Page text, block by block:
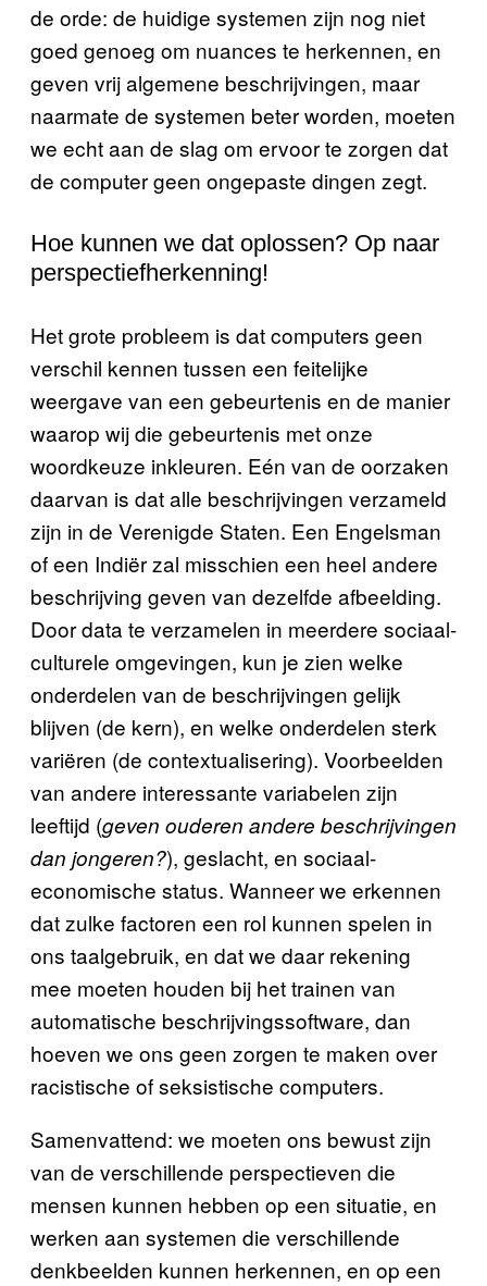
de orde: de huidige systemen zijn nog niet
goed genoeg om nuances te herkennen, en
geven vrij algemene beschrijvingen, maar
naarmate de systemen beter worden, moeten
we echt aan de slag om ervoor te zorgen dat
de computer geen ongepaste dingen zegt.
Hoe kunnen we dat oplossen? Op naar
perspectiefherkenning!
Het grote probleem is dat computers geen
verschil kennen tussen een feitelijke
weergave van een gebeurtenis en de manier
waarop wij die gebeurtenis met onze
woordkeuze inkleuren. Eén van de oorzaken
daarvan is dat alle beschrijvingen verzameld
zijn in de Verenigde Staten. Een Engelsman
of een Indiër zal misschien een heel andere
beschrijving geven van dezelfde afbeelding.
Door data te verzamelen in meerdere sociaal-
culturele omgevingen, kun je zien welke
onderdelen van de beschrijvingen gelijk
blijven (de kern), en welke onderdelen sterk
variëren (de contextualisering). Voorbeelden
van andere interessante variabelen zijn
leeftijd (geven ouderen andere beschrijvingen
dan jongeren?), geslacht, en sociaal-
economische status. Wanneer we erkennen
dat zulke factoren een rol kunnen spelen in
ons taalgebruik, en dat we daar rekening
mee moeten houden bij het trainen van
automatische beschrijvingssoftware, dan
hoeven we ons geen zorgen te maken over
racistische of seksistische computers.
Samenvattend: we moeten ons bewust zijn
van de verschillende perspectieven die
mensen kunnen hebben op een situatie, en
werken aan systemen die verschillende
denkbeelden kunnen herkennen, en op een